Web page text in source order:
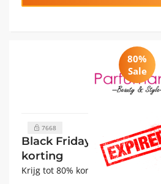
80%
Sale
7668
Black Friday: Tot 80%
korting
Krijg tot 80% korting op bijna